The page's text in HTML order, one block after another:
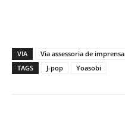
VIA
Via assessoria de imprensa
TAGS
J-pop Yoasobi